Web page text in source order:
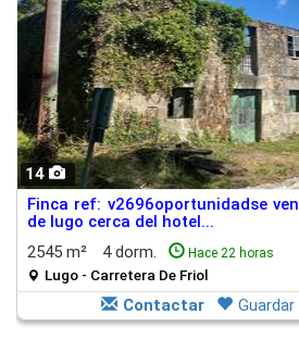
14
Finca ref: v2696oportunidadse
de lugo cerca del hotel...
2545 m²
4 dorm. Hace 22 horas
Lugo - Carretera De Friol
Contactar Guardar